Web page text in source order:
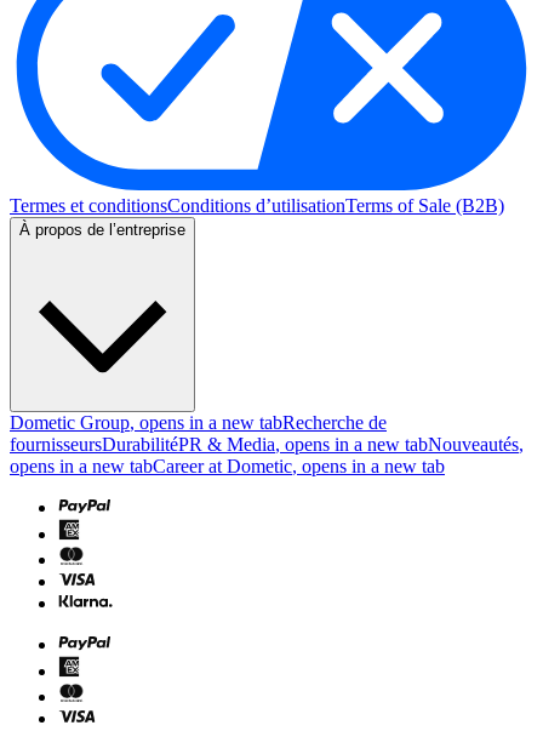
Termes et conditionsConditions d’utilisationTerms of Sale (B2B)
À propos de l’entreprise
Dometic Group, opens in a new tabRecherche de
fournisseursDurabilitéPR & Media, opens in a new tabNouveautés,
opens in a new tabCareer at Dometic, opens in a new tab